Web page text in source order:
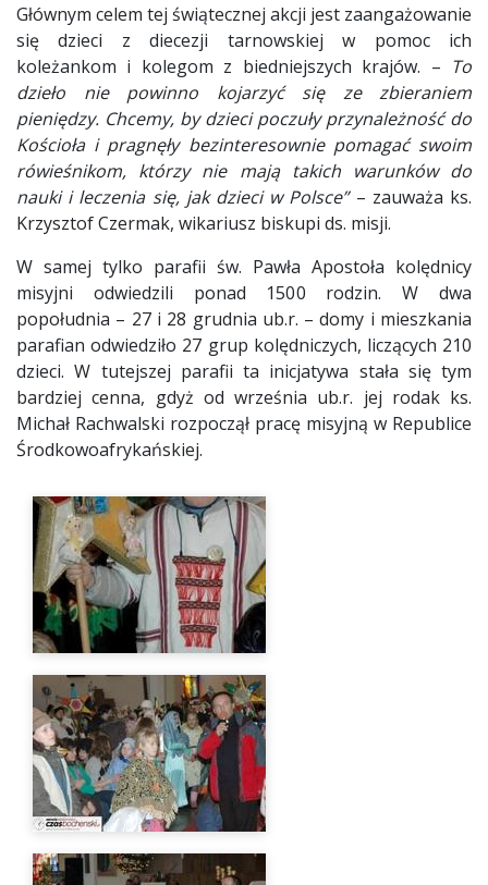
Głównym celem tej świątecznej akcji jest zaangażowanie
się dzieci z diecezji tarnowskiej w pomoc ich
koleżankom i kolegom z biedniejszych krajów. – To
dzieło nie powinno kojarzyć się ze zbieraniem
pieniędzy. Chcemy, by dzieci poczuły przynależność do
Kościoła i pragnęły bezinteresownie pomagać swoim
rówieśnikom, którzy nie mają takich warunków do
nauki i leczenia się, jak dzieci w Polsce”– zauważa ks.
Krzysztof Czermak, wikariusz biskupi ds. misji.
W samej tylko parafii św. Pawła Apostoła kolędnicy
misyjni odwiedzili ponad 1500 rodzin. W dwa
popołudnia – 27 i 28 grudnia ub.r. – domy i mieszkania
parafian odwiedziło 27 grup kolędniczych, liczących 210
dzieci. W tutejszej parafii ta inicjatywa stała się tym
bardziej cenna, gdyż od września ub.r. jej rodak ks.
Michał Rachwalski rozpoczął pracę misyjną w Republice
Środkowoafrykańskiej.